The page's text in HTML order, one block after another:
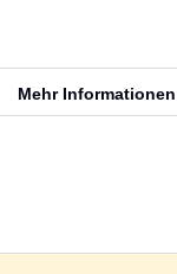
Mehr Informationen